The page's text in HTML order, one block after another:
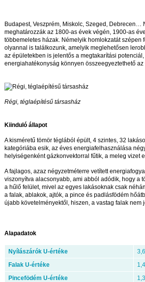
Budapest, Veszprém, Miskolc, Szeged, Debrecen…
meghatározzák az 1800-as évek végén, 1900-as
többemeletes házak. Némelyik homlokzatát szépen
olyannal is találkozunk, amelyik meglehetősen
az épületekben is jelentős a megtakarítási
energiahatékonyság könnyen összeegyeztethető
Régi, téglaépítésű társasház
Kiinduló állapot
A kisméretű tömör téglából épült, 4 szintes, 32
kategóriába esik, az éves energiafelhasználása
helyiségenként gázkonvektorral fűtik, a meleg
A fajlagos, azaz négyzetméterre vetített
viszonyítva alacsonyabb, ami abból adódik, hogy a
a hűlő felület, mivel az egyes lakásoknak csak
a falak, ablakok, ajtók, a pince és padlásfödém
újabb követelményektől, hiszen, a vastag falak
Alapadatok
Nyílászárók U-értéke
Falak U-értéke
Pincefödém U-értéke